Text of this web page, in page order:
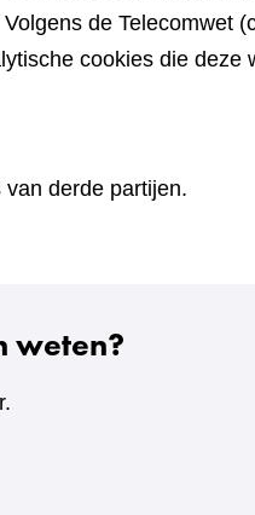
de Telecomwet
cookies die deze
derde partijen.
weten?